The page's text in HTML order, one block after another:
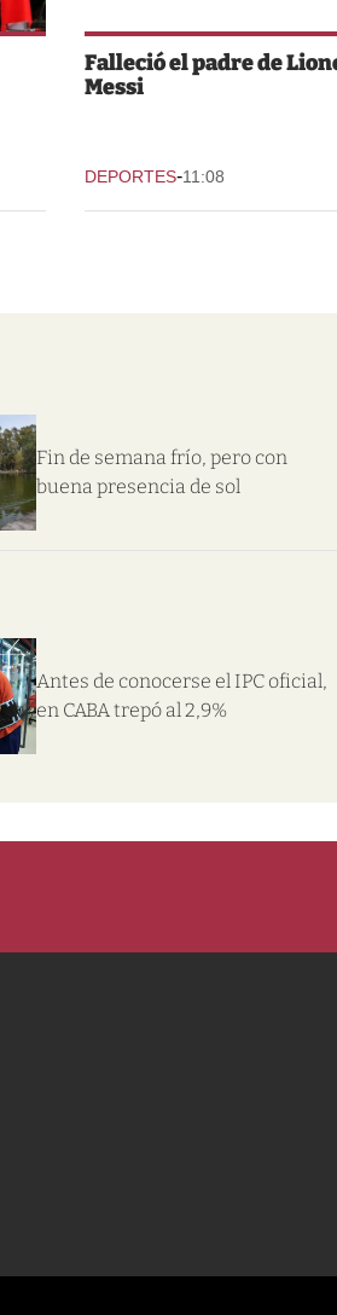
Falleció el padre de
Messi
DEPORTES-11:08
Fin de semana frío, pero con
buena presencia de sol
Antes de conocerse el IPC oficial,
en CABA trepó al 2,9%